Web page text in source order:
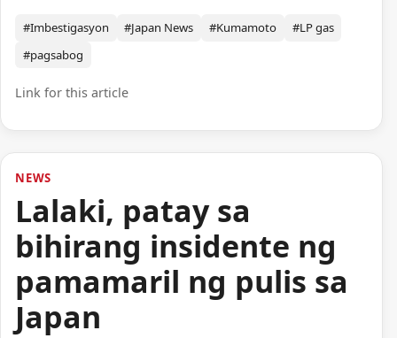
#Imbestigasyon #Japan News #Kumamoto
#LP gas
#pagsabog
Link for this article
NEWS
Lalaki, patay sa
bihirang insidente ng
pamamaril ng pulis sa
Japan